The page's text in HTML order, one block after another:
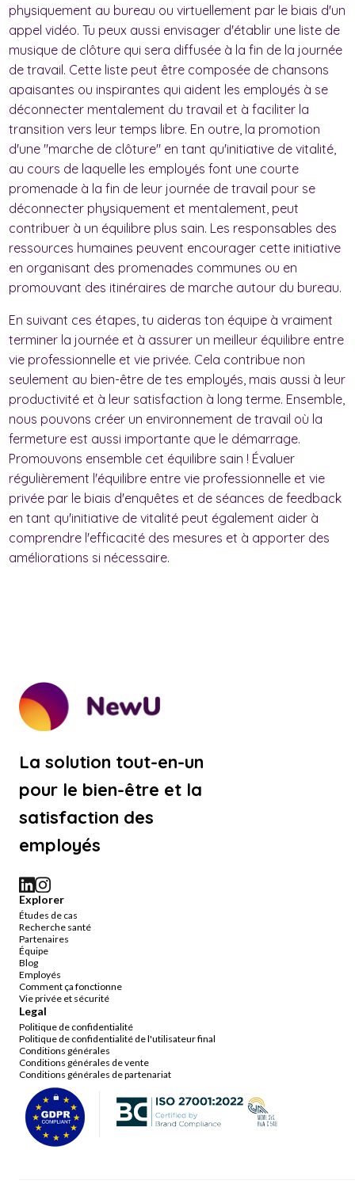
physiquement au bureau ou virtuellement par le biais d'un
appel vidéo. Tu peux aussi envisager d'établir une liste de
musique de clôture qui sera diffusée à la fin de la journée
de travail. Cette liste peut être composée de chansons
apaisantes ou inspirantes qui aident les employés à se
déconnecter mentalement du travail et à faciliter la
transition vers leur temps libre. En outre, la promotion
d'une "marche de clôture" en tant qu'initiative de vitalité,
au cours de laquelle les employés font une courte
promenade à la fin de leur journée de travail pour se
déconnecter physiquement et mentalement, peut
contribuer à un équilibre plus sain. Les responsables des
ressources humaines peuvent encourager cette initiative
en organisant des promenades communes ou en
promouvant des itinéraires de marche autour du bureau.
En suivant ces étapes, tu aideras ton équipe à vraiment
terminer la journée et à assurer un meilleur équilibre entre
vie professionnelle et vie privée. Cela contribue non
seulement au bien-être de tes employés, mais aussi à leur
productivité et à leur satisfaction à long terme. Ensemble,
nous pouvons créer un environnement de travail où la
fermeture est aussi importante que le démarrage.
Promouvons ensemble cet équilibre sain ! Évaluer
régulièrement l'équilibre entre vie professionnelle et vie
privée par le biais d'enquêtes et de séances de feedback
en tant qu'initiative de vitalité peut également aider à
comprendre l'efficacité des mesures et à apporter des
améliorations si nécessaire.
La solution tout-en-un
pour le bien-être et la
satisfaction des
employés
Explorer
Études de cas
Recherche santé
Partenaires
Équipe
Blog
Employés
Comment ça fonctionne
Vie privée et sécurité
Legal
Politique de confidentialité
Politique de confidentialité de l'utilisateur final
Conditions générales
Conditions générales de vente
Conditions générales de partenariat